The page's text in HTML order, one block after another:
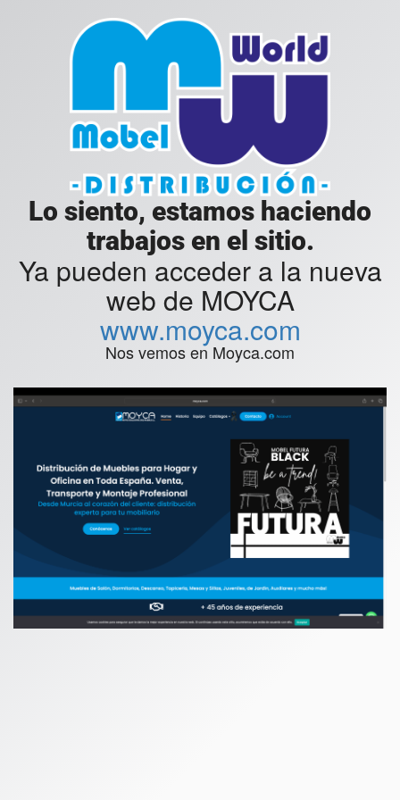
Lo siento, estamos haciendo
trabajos en el sitio.
Ya pueden acceder a la nueva
web de MOYCA
www.moyca.com
Nos vemos en Moyca.com